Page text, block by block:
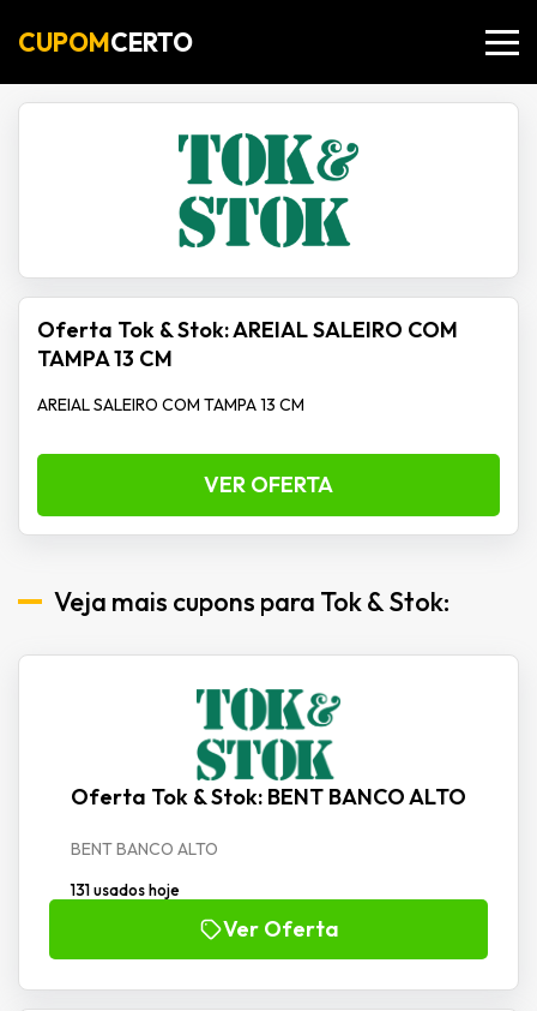
CUPOMCERTO
Oferta Tok & Stok: AREIAL SALEIRO COM
TAMPA 13 CM
AREIAL SALEIRO COM TAMPA 13 CM
VER OFERTA
Veja mais cupons para Tok & Stok:
Oferta Tok & Stok: BENT BANCO ALTO
BENT BANCO ALTO
131 usados hoje
Ver Oferta